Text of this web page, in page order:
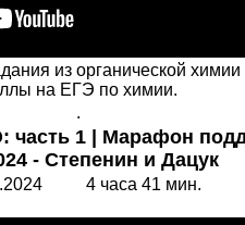
из органической химии
на ЕГЭ по химии.
.
часть 1 | Марафон
- Степенин и Дацук
4 часа 41 мин.